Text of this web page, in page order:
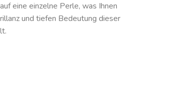
eine einzelne Perle, was Ihnen
und tiefen Bedeutung dieser